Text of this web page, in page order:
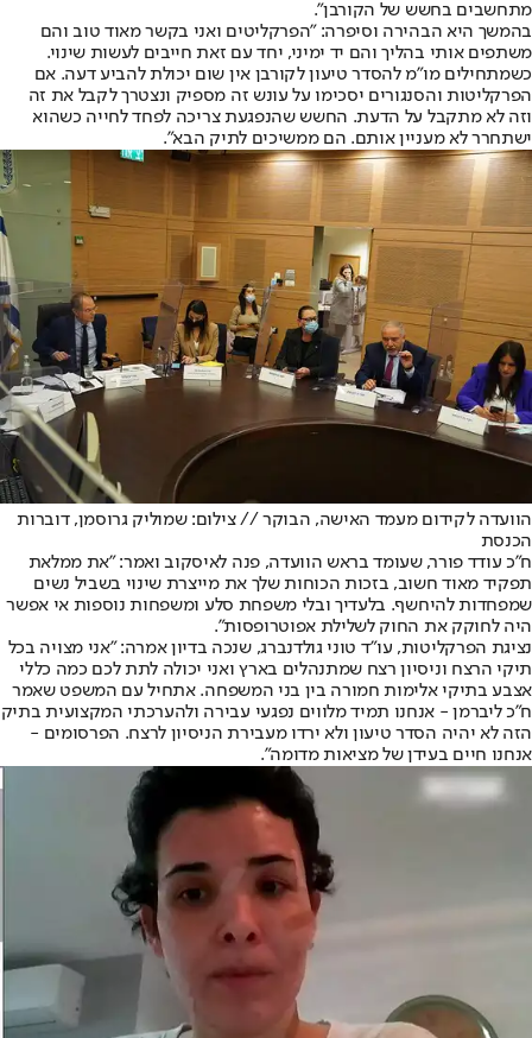
מתחשבים בחשש של הקורבן".
בהמשך היא הבהירה וסיפרה: "הפרקליטים ואני בקשר מאוד טוב והם
משתפים אותי בהליך והם יד ימיני, יחד עם זאת חייבים לעשות שינוי.
כשמתחילים מו"מ להסדר טיעון לקורבן אין שום יכולת להביע דעה. אם
הפרקליטות והסנגורים יסכימו על עונש זה מספיק ונצטרך לקבל את זה
וזה לא מתקבל על הדעת. החשש שהנפגעת צריכה לפחד לחייה כשהוא
ישתחרר לא מעניין אותם. הם ממשיכים לתיק הבא".
הוועדה לקידום מעמד האישה, הבוקר // צילום: שמוליק גרוסמן, דוברות
הכנסת
ח"כ עודד פורר, שעומד בראש הוועדה, פנה לאיסקוב ואמר: "את ממלאת
תפקיד מאוד חשוב, בזכות הכוחות שלך את מייצרת שינוי בשביל נשים
שמפחדות להיחשף. בלעדיך ובלי משפחת סלע ומשפחות נוספות אי אפשר
היה לחוקק את החוק לשלילת אפוטרופסות".
נציגת הפרקליטות, עו"ד טוני גולדנברג, שנכה בדיון אמרה: "אני מצויה בכל
תיקי הרצח וניסיון רצח שמתנהלים בארץ ואני יכולה לתת לכם כמה כללי
אצבע בתיקי אלימות חמורה בין בני המשפחה. אתחיל עם המשפט שאמר
ח"כ ליברמן - אנחנו תמיד מלווים נפגעי עבירה ולהערכתי המקצועית בתיק
הזה לא יהיה הסדר טיעון ולא ירדו מעבירת הניסיון לרצח. הפרסומים -
אנחנו חיים בעידן של מציאות מדומה".